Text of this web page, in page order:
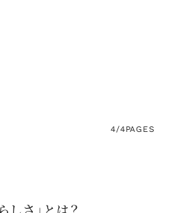
4/4PAGES
しさ」とは？